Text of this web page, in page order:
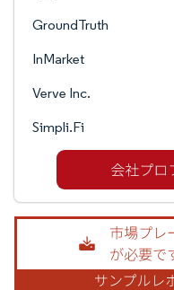
GroundTruth
InMarket
Verve Inc.
Simpli.Fi